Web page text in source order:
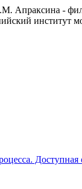
Апраксина -
институт
Доступная